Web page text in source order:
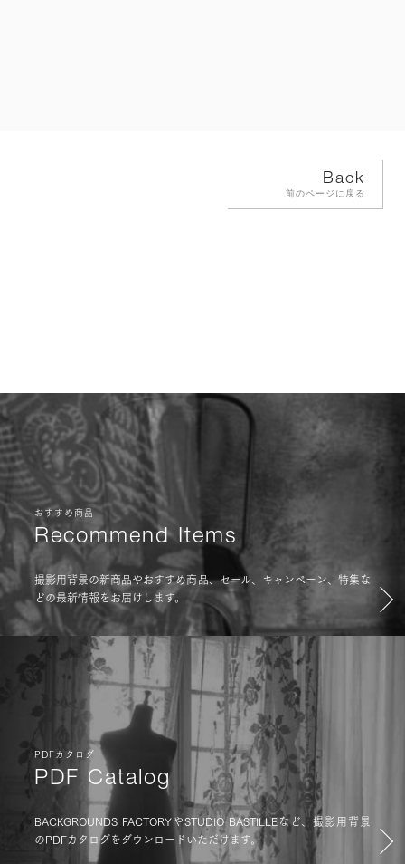
Back
前のページに戻る
おすすめ商品
Recommend Items
撮影用背景の新商品やおすすめ商品、セール、キャンペーン、特集な
どの最新情報をお届けします。
PDFカタログ
PDF Catalog
BACKGROUNDS FACTORYやSTUDIO BASTILLEなど、撮影用背景
のPDFカタログをダウンロードいただけます。